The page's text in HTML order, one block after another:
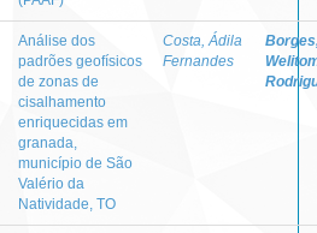
Análise dos
padrões geofísicos
de zonas de
cisalhamento
enriquecidas em
granada,
município de São
Valério da
Natividade, TO
Costa, Ádila
Fernandes